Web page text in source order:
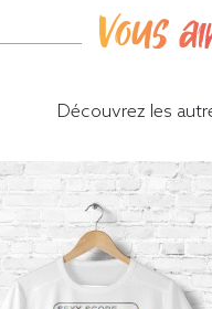
Vous
Découvrez les